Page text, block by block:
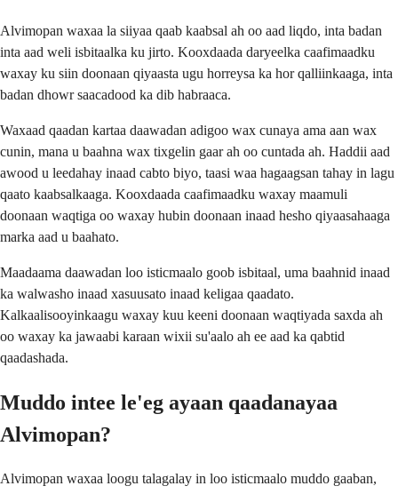
Alvimopan waxaa la siiyaa qaab kaabsal ah oo aad liqdo, inta badan
inta aad weli isbitaalka ku jirto. Kooxdaada daryeelka caafimaadku
waxay ku siin doonaan qiyaasta ugu horreysa ka hor qalliinkaaga, inta
badan dhowr saacadood ka dib habraaca.
Waxaad qaadan kartaa daawadan adigoo wax cunaya ama aan wax
cunin, mana u baahna wax tixgelin gaar ah oo cuntada ah. Haddii aad
awood u leedahay inaad cabto biyo, taasi waa hagaagsan tahay in lagu
qaato kaabsalkaaga. Kooxdaada caafimaadku waxay maamuli
doonaan waqtiga oo waxay hubin doonaan inaad hesho qiyaasahaaga
marka aad u baahato.
Maadaama daawadan loo isticmaalo goob isbitaal, uma baahnid inaad
ka walwasho inaad xasuusato inaad keligaa qaadato.
Kalkaalisooyinkaagu waxay kuu keeni doonaan waqtiyada saxda ah
oo waxay ka jawaabi karaan wixii su'aalo ah ee aad ka qabtid
qaadashada.
Muddo intee le'eg ayaan qaadanayaa
Alvimopan?
Alvimopan waxaa loogu talagalay in loo isticmaalo muddo gaaban,